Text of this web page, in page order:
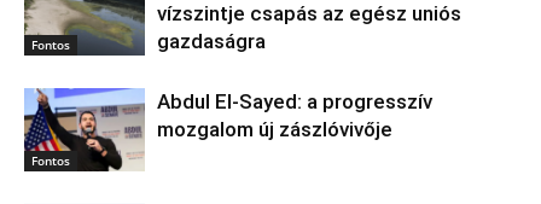
Fontos
vízszintje csapás az egész uniós
gazdaságra
Fontos
Abdul El‑Sayed: a progresszív
mozgalom új zászlóvivője